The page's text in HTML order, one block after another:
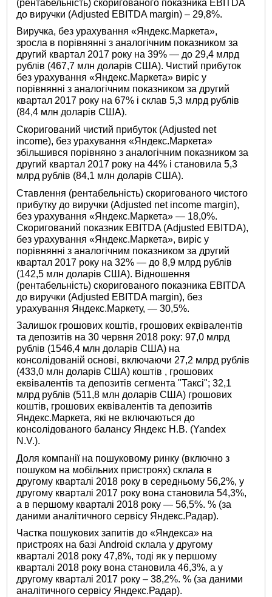
(рентабельність) скоригованого показника EBITDA
до виручки (Adjusted EBITDA margin) – 29,8%.
Виручка, без урахування «Яндекс.Маркета»,
зросла в порівнянні з аналогічним показником за
другий квартал 2017 року на 39% — до 29,4 млрд
рублів (467,7 млн ​​доларів США). Чистий прибуток
без урахування «Яндекс.Маркета» виріс у
порівнянні з аналогічним показником за другий
квартал 2017 року на 67% і склав 5,3 млрд рублів
(84,4 млн доларів США).
Скоригований чистий прибуток (Adjusted net
income), без урахування «Яндекс.Маркета»
збільшився порівняно з аналогічним показником за
другий квартал 2017 року на 44% і становила 5,3
млрд рублів (84,1 млн доларів США).
Ставлення (рентабельність) скоригованого чистого
прибутку до виручки (Adjusted net income margin),
без урахування «Яндекс.Маркета» — 18,0%.
Скоригований показник EBITDA (Adjusted EBITDA),
без урахування «Яндекс.Маркета», виріс у
порівнянні з аналогічним показником за другий
квартал 2017 року на 32% — до 8,9 млрд рублів
(142,5 млн доларів США). Відношення
(рентабельність) скоригованого показника EBITDA
до виручки (Adjusted EBITDA margin), без
урахування Яндекс.Маркету, — 30,5%.
Залишок грошових коштів, грошових еквівалентів
та депозитів на 30 червня 2018 року: 97,0 млрд
рублів (1546,4 млн доларів США) на
консолідованій основі, включаючи 27,2 млрд рублів
(433,0 млн доларів США) коштів , грошових
еквівалентів та депозитів сегмента "Таксі"; 32,1
млрд рублів (511,8 млн доларів США) грошових
коштів, грошових еквівалентів та депозитів
Яндекс.Маркета, які не включаються до
консолідованого балансу Яндекс Н.В. (Yandex
N.V.).
Доля компанії на пошуковому ринку (включно з
пошуком на мобільних пристроях) склала в
другому кварталі 2018 року в середньому 56,2%, у
другому кварталі 2017 року вона становила 54,3%,
а в першому кварталі 2018 року — 56,5%. % (за
даними аналітичного сервісу Яндекс.Радар).
Частка пошукових запитів до «Яндекса» на
пристроях на базі Android склала у другому
кварталі 2018 року 47,8%, тоді як у першому
кварталі 2018 року вона становила 46,3%, а у
другому кварталі 2017 року – 38,2%. % (за даними
аналітичного сервісу Яндекс.Радар).